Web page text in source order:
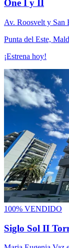
One I y II
Av. Roosvelt y San
Punta del Este,
¡Estrena hoy!
100% VENDIDO
Siglo Sol II